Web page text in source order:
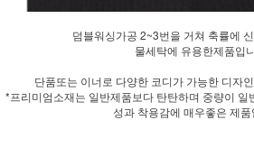
덤블워싱가공 2~3번을 거쳐 축률에
물세탁에 유용한제품입
단품또는 이너로 다양한 코디가 가능한 디자
*프리미엄소재는 일반제품보다 탄탄하며 중량이 일
성과 착용감에 매우좋은 제품